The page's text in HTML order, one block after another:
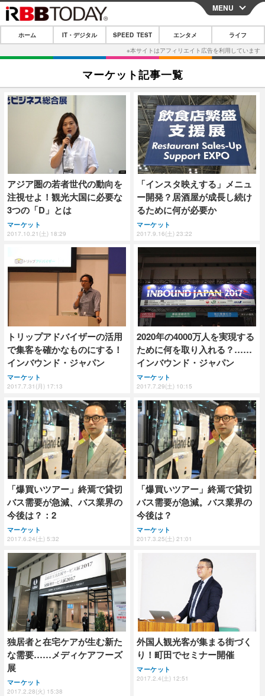
CLOSE
ホーム
IT・デジタルTOP スマートフォン
ネタ ガジェット・ツール
ショッピング その他
SPEED TEST
エンタメTOP 映画・ドラマ
韓流・K-POP 韓国・芸能
音楽 スポーツ
グラビア ブログ
ショッピング その他
ライフTOP グルメ
ペット ショッピング
その他
リリース一覧
プッシュ通知の停止方法
MENU
ホーム IT・デジタル SPEED TEST エンタメ ライフ
マーケット記事一覧
アジア圏の若者世代の動向を
注視せよ！観光大国に必要な
3つの「D」とは
マーケット
2017.10.21(土) 18:29
「インスタ映えする」メニュ
ー開発？居酒屋が成長し続け
るために何が必要か
マーケット
2017.9.16(土) 23:22
トリップアドバイザーの活用
で集客を確かなものにする！
インバウンド・ジャパン
マーケット
2017.7.31(月) 17:13
2020年の4000万人を実現する
ために何を取り入れる？……
インバウンド・ジャパン
マーケット
2017.7.29(土) 10:15
「爆買いツアー」終焉で貸切
バス需要が急減、バス業界の
今後は？：2
マーケット
2017.6.24(土) 5:32
「爆買いツアー」終焉で貸切
バス需要が急減。バス業界の
今後は？
マーケット
2017.3.25(土) 21:01
独居者と在宅ケアが生む新た
な需要……メディケアフーズ
展
マーケット
2017.2.28(火) 15:38
外国人観光客が集まる街づく
り！町田でセミナー開催
マーケット
2017.2.4(土) 12:51